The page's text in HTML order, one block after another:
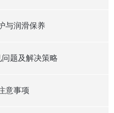
与润滑保养
题及解决策略
意事项